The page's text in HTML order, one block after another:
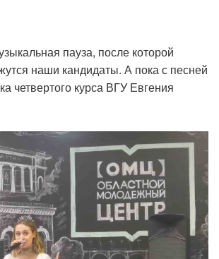
пауза, после которой
наши кандидаты. А пока с песней
четвертого курса ВГУ Евгения